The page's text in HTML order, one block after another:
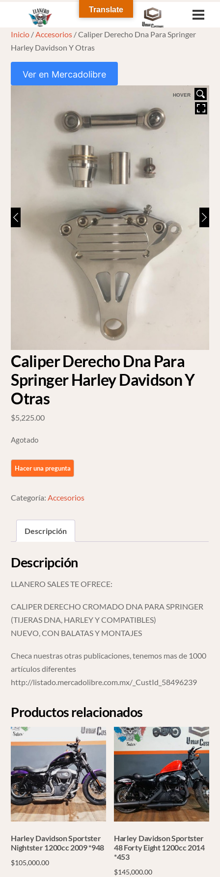
content
Inicio /Accesorios / Caliper Derecho Dna Para Springer
Harley Davidson Y Otras
Ver en Mercadolibre
HOVER
Caliper Derecho Dna Para
Springer Harley Davidson Y
Otras
$5,225.00
Agotado
Categoría:Accesorios
Descripción
Descripción
LLANERO SALES TE OFRECE:
CALIPER DERECHO CROMADO DNA PARA SPRINGER
(TIJERAS DNA, HARLEY Y COMPATIBLES)
NUEVO, CON BALATAS Y MONTAJES
Checa nuestras otras publicaciones, tenemos mas de 1000
artículos diferentes
http://listado.mercadolibre.com.mx/_CustId_58496239
Productos relacionados
Harley Davidson Sportster
Nightster 1200cc 2009 *948
$105,000.00
Harley Davidson Sportster
48 Forty Eight 1200cc 2014
*453
$145,000.00
Translate